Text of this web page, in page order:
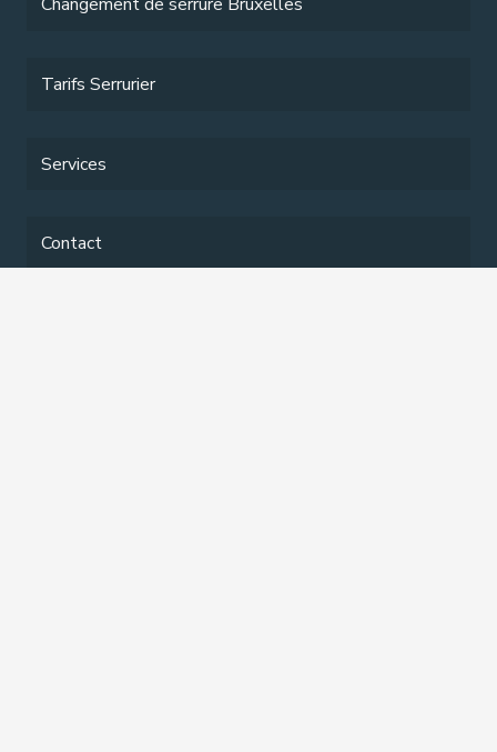
Tarifs Serrurier
Services
Contact